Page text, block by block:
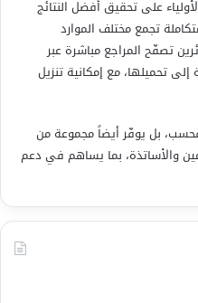
على تحقيق أفضل النتائج
تجمع مختلف الموارد
تصفّح المراجع مباشرة عبر
تحميلها، مع إمكانية تنزيل
بل يوفّر أيضاً مجموعة من
والأساتذة، بما يساهم في دعم